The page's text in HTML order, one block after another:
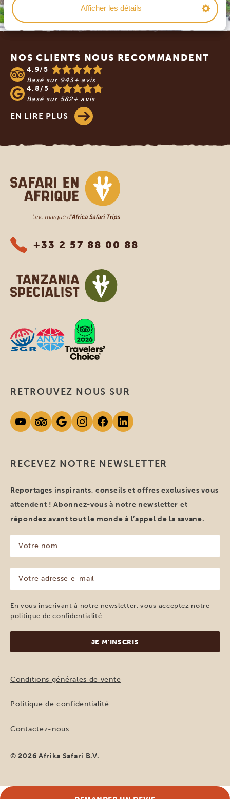
Afficher les détails
NOS CLIENTS NOUS RECOMMANDENT
4.9/5
Basé sur 943+ avis
4.8/5
Basé sur 582+ avis
EN LIRE PLUS
Safari en Afrique
+33 2 57 88 00 88
RECEVEZ NOTRE NEWSLETTER
Reportages inspirants, conseils et offres exclusives vous
attendent ! Abonnez-vous à notre newsletter et
répondez avant tout le monde à l’appel de la savane.
nom
(Nécessaire)
adresse
e-
mail
(Nécessaire)
En vous inscrivant à notre newsletter, vous acceptez notre
politique de confidentialité.
RETROUVEZ NOUS SUR
Conditions générales de vente
Politique de confidentialité
Contactez-nous
© 2026 Afrika Safari B.V.